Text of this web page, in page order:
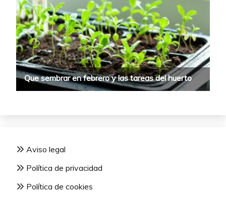
Aviso legal
Política de privacidad
Política de cookies